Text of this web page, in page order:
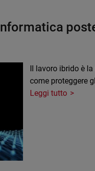
Il lavoro ibrido è
come proteggere
Leggi tutto